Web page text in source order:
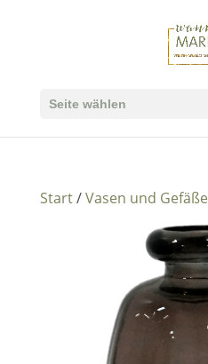
Seite wählen
Start/Vasen und Gefäße